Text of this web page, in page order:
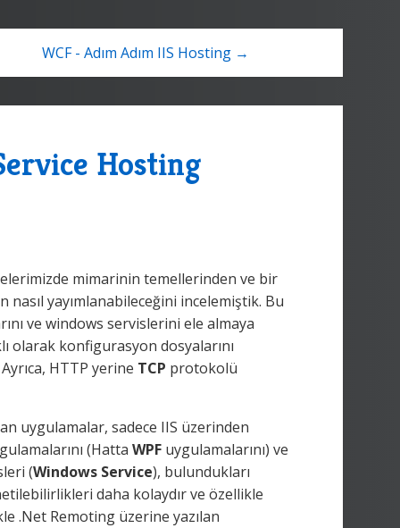
WCF - Adım Adım IIS Hosting →
Hosting
mimarinin temellerinden ve bir
nasıl yayımlanabileceğini incelemiştik. Bu
ve windows servislerini ele almaya
olarak konfigurasyon dosyalarını
HTTP yerine TCP protokolü
uygulamalar, sadece IIS üzerinden
(Hatta WPF uygulamalarını) ve
(Windows Service), bulundukları
daha kolaydır ve özellikle
.Net Remoting üzerine yazılan